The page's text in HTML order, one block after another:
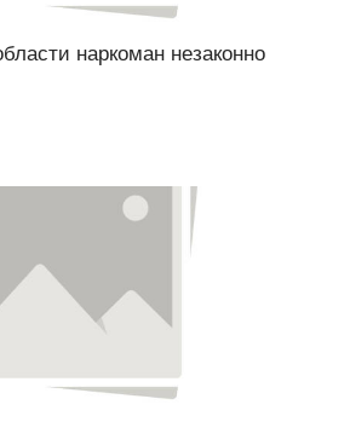
наркоман незаконно